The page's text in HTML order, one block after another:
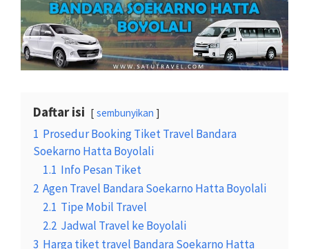
Daftar isi sembunyikan
1 Prosedur Booking Tiket Travel Bandara
Soekarno Hatta Boyolali
1.1 Info Pesan Tiket
2 Agen Travel Bandara Soekarno Hatta Boyolali
2.1 Tipe Mobil Travel
2.2 Jadwal Travel ke Boyolali
3 Harga tiket travel Bandara Soekarno Hatta